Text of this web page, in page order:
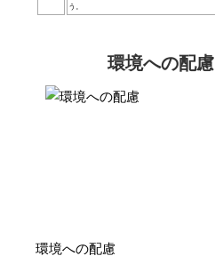
う。
環境への配慮
環境への配慮